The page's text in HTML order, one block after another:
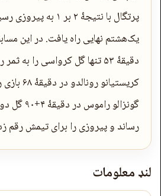
پرتگال با نتیجۀ ۲ بر ۱
یک‌هشتم نهایی راه یافت. در این
دقیقۀ ۵۳ تنها گل کرواسی را به
گونزالو
رساند و پیروزی را برای تیمش رقم
لنډ معلومات